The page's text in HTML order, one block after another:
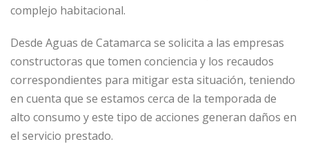
complejo habitacional.
Desde Aguas de Catamarca se solicita a las empresas
constructoras que tomen conciencia y los recaudos
correspondientes para mitigar esta situación, teniendo
en cuenta que se estamos cerca de la temporada de
alto consumo y este tipo de acciones generan daños en
el servicio prestado.